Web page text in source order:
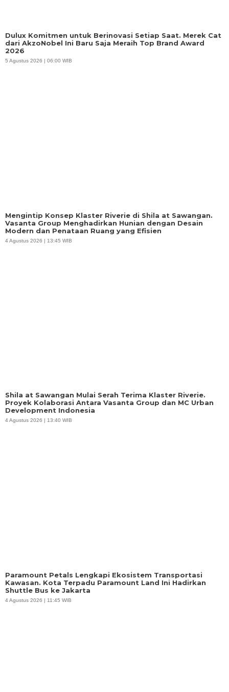
Dulux Komitmen untuk Berinovasi Setiap Saat. Merek Cat
dari AkzoNobel Ini Baru Saja Meraih Top Brand Award
2026
5 Agustus 2026 | 06:00 WIB
Mengintip Konsep Klaster Riverie di Shila at Sawangan.
Vasanta Group Menghadirkan Hunian dengan Desain
Modern dan Penataan Ruang yang Efisien
4 Agustus 2026 | 13:45 WIB
Shila at Sawangan Mulai Serah Terima Klaster Riverie.
Proyek Kolaborasi Antara Vasanta Group dan MC Urban
Development Indonesia
4 Agustus 2026 | 13:40 WIB
Paramount Petals Lengkapi Ekosistem Transportasi
Kawasan. Kota Terpadu Paramount Land Ini Hadirkan
Shuttle Bus ke Jakarta
4 Agustus 2026 | 11:45 WIB